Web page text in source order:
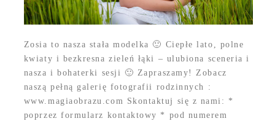
Zosia to nasza stała modelka 🙂 Ciepłe lato, polne
kwiaty i bezkresna zieleń łąki – ulubiona sceneria i
nasza i bohaterki sesji 🙂 Zapraszamy! Zobacz
naszą pełną galerię fotografii rodzinnych :
www.magiaobrazu.com Skontaktuj się z nami: *
poprzez formularz kontaktowy * pod numerem